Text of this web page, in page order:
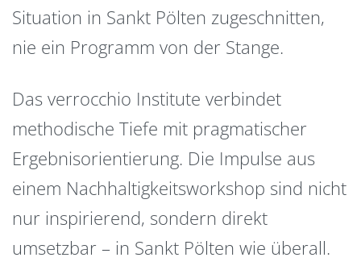
Situation in Sankt Pölten zugeschnitten,
nie ein Programm von der Stange.
Das verrocchio Institute verbindet
methodische Tiefe mit pragmatischer
Ergebnisorientierung. Die Impulse aus
einem Nachhaltigkeitsworkshop sind nicht
nur inspirierend, sondern direkt
umsetzbar – in Sankt Pölten wie überall.